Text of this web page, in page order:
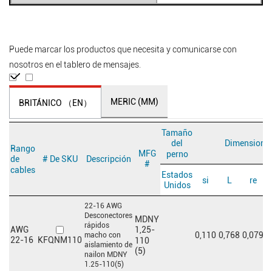
Puede marcar los productos que necesita y comunicarse con
nosotros en el tablero de mensajes.
BRITÁNICO （EN） MERIC (MM)
Rango
de
cables
# De SKU Descripción
MFG
#
Tamaño
del
perno
Estados
Unidos
si L re
AWG
22-16 KFQNM110
22-16 AWG
Desconectores
rápidos
macho con
aislamiento de
nailon MDNY
1.25-110(5)
MDNY
1,25-
110
(5)
0,110 0,768 0,079